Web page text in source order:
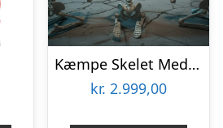
Kæmpe Skelet Med Lyd 240 cm
kr. 2.999,00